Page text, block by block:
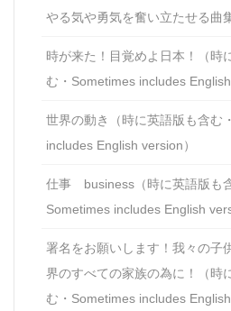
やる気や勇気を奮い立たせる曲
時が来た！目覚めよ日本！（時
む・Sometimes includes English
世界の動き（時に英語版も含む
includes English version）
仕事 business（時に英語版も
Sometimes includes English
署名をお願いします！我々の子
界のすべての家族の為に！（時
む・Sometimes includes English